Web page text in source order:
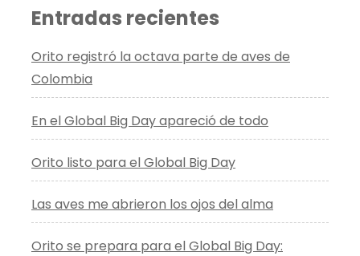
Entradas recientes
Orito registró la octava parte de aves de
Colombia
En el Global Big Day apareció de todo
Orito listo para el Global Big Day
Las aves me abrieron los ojos del alma
Orito se prepara para el Global Big Day: